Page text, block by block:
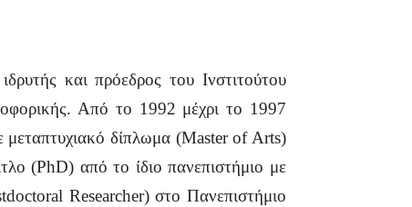
και πρόεδρος του Ινστιτούτου
Από το 1992 μέχρι το 1997
μεταπτυχιακό δίπλωμα (Μaster of Arts)
(PhD) από το ίδιο πανεπιστήμιο με
Researcher) στο Πανεπιστήμιο